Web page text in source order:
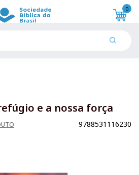
0
e a nossa força
9788531116230